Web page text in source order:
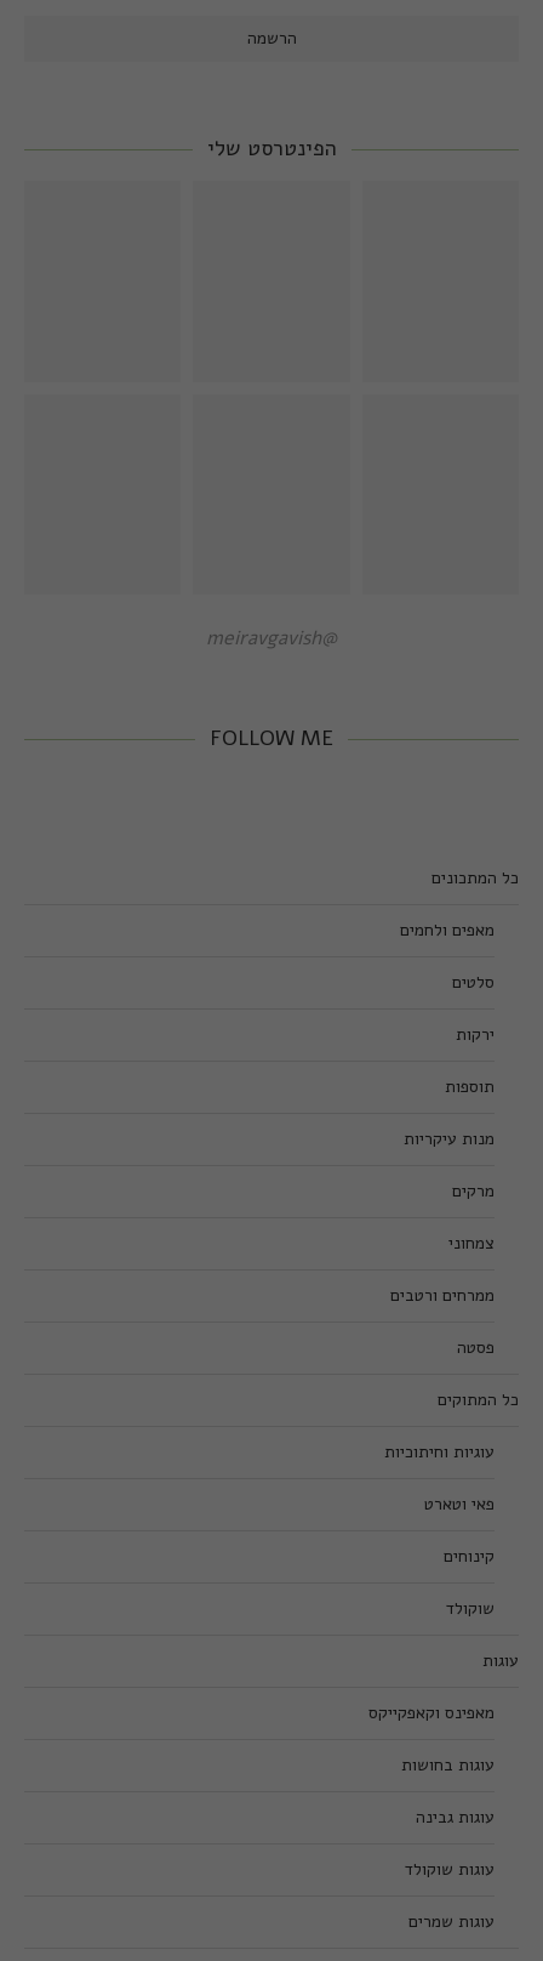
הפינטרסט שלי
@meiravgavish
FOLLOW ME
כל המתכונים
מאפים ולחמים
סלטים
ירקות
תוספות
מנות עיקריות
מרקים
צמחוני
ממרחים ורטבים
פסטה
כל המתוקים
עוגיות וחיתוכיות
פאי וטארט
קינוחים
שוקולד
עוגות
מאפינס וקאפקייקס
עוגות בחושות
עוגות גבינה
עוגות שוקולד
עוגות שמרים